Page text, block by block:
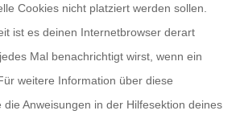
Cookies nicht platziert werden sollen.
ist es deinen Internetbrowser derart
Mal benachrichtigt wirst, wenn ein
weitere Information über diese
die Anweisungen in der Hilfesektion deines